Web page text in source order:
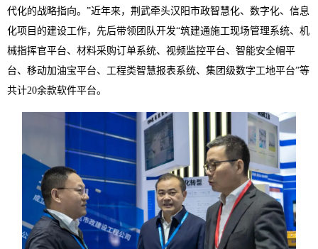
代化的战略指向。”近年来，荆武牵头汉阳市政智慧化、数字化、信息
化项目的建设工作，先后带领团队开发“筑建通施工现场管理系统、机
械指挥官平台、材料采购订单系统、视频监控平台、智能安全帽平
台、移动加油宝平台、工程类智慧报表系统、集团级数字工地平台”等
共计20余款软件平台。